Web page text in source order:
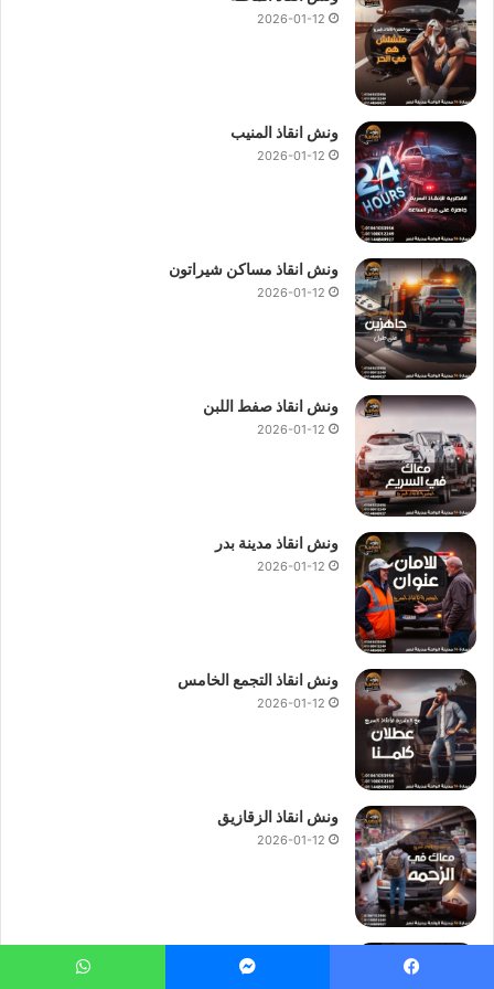
ارخص ونش انقاذ
اسعار ونش انقاذ سيارات
اقرب سطحة اقرب ونش انقاذ
انقاذ السيارات
اوناش انقاذ السيارات
تليفون ونش انقاذ رقم سطحة
رقم ونش انقاذ
رقم ونش سيارات
سعر ونش الانقاذ سعر ونش انقاذ سيارات
نقل السيارات
ونش إنقاذ
ونش المصرية ونش انقاذ
ونش انقاذ العين السخنة
ونش انقاذ المرور
ونش انقاذ سيارات ونش انقاذ طريق
ونش انقاذ طريق السخنة
ونش سيارات ونش عربيات
ونش نقل سيارات
2026-01-12
ونش انقاذ المنيب
2026-01-12
ونش انقاذ مساكن شيراتون
2026-01-12
ونش انقاذ صفط اللبن
2026-01-12
ونش انقاذ مدينة بدر
2026-01-12
ونش انقاذ التجمع الخامس
2026-01-12
ونش انقاذ الزقازيق
2026-01-12